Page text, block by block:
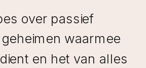
over passief
waarmee
en het van alles